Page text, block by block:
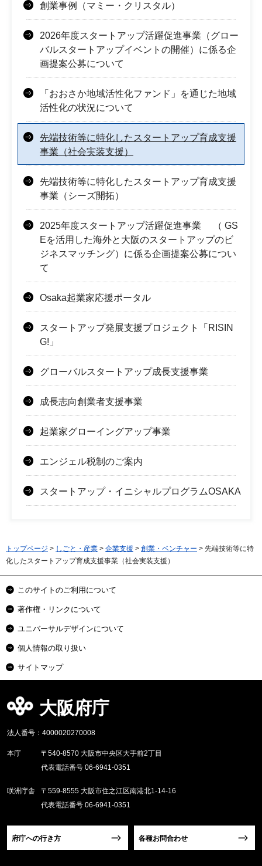
創業事例（マミー・クリスタル）
2026年度スタートアップ活躍促進事業（グロー
バルスタートアップイベントの開催）に係る企
画提案公募について
「おおさか地域活性化ファンド」を通じた地域
活性化の状況について
先端技術等に特化したスタートアップ育成支援
事業（社会実装支援）
先端技術等に特化したスタートアップ育成支援
事業（シーズ開拓）
2025年度スタートアップ活躍促進事業 （ GS
Eを活用した海外と大阪のスタートアップのビ
ジネスマッチング）に係る企画提案公募につい
て
Osaka起業家応援ポータル
スタートアップ発展支援プロジェクト「RISIN
G!」
グローバルスタートアップ成長支援事業
成長志向創業者支援事業
起業家グローイングアップ事業
エンジェル税制のご案内
スタートアップ・イニシャルプログラムOSAKA
トップページ > しごと・産業 > 企業支援 > 創業・ベンチャー > 先端技術等に特
化したスタートアップ育成支援事業（社会実装支援）
このサイトのご利用について
著作権・リンクについて
ユニバーサルデザインについて
個人情報の取り扱い
サイトマップ
大阪府庁
法人番号：4000020270008
本庁
〒540-8570 大阪市中央区大手前2丁目
代表電話番号 06-6941-0351
咲洲庁舎
〒559-8555 大阪市住之江区南港北1-14-16
代表電話番号 06-6941-0351
府庁への行き方 各種お問合わせ